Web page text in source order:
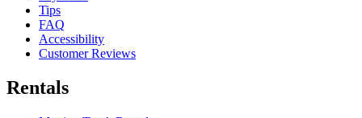
Tips
FAQ
Accessibility
Customer Reviews
Rentals